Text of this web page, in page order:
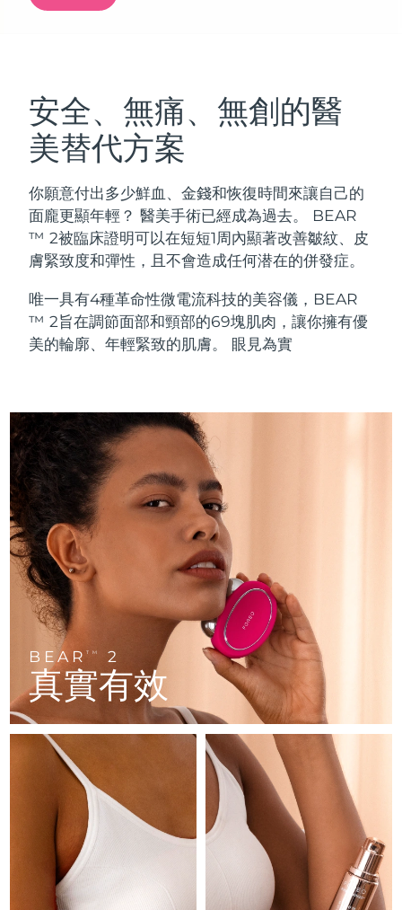
安全、無痛、無創的醫
美替代方案
你願意付出多少鮮血、金錢和恢復時間來讓自己的
面龐更顯年輕？ 醫美手術已經成為過去。 BEAR
™ 2被臨床證明可以在短短1周內顯著改善皺紋、皮
膚緊致度和彈性，且不會造成任何潜在的併發症。
唯一具有4種革命性微電流科技的美容儀，BEAR
™ 2旨在調節面部和頸部的69塊肌肉，讓你擁有優
美的輪廓、年輕緊致的肌膚。 眼見為實
BEARTM 2
真實有效
紅光療法
LUNA™ 4 套裝
Anti-aging massage
LUNA™ 4 Plus
Massage, LED heating
For men, anti-aging massage
LUNA™ 4 mini
For young skin, T-zone
LUNA™ 4 go
For travel or gym bag
LUNA™護膚
Premium cleansers & balm
LUNA™ 設備
All facial cleansing devices
BEAR™ 2 套裝
Microcurrent toning
BEAR™ 2 go
Microcurrent toning on-the-go
Microcurrent line smoothing device
面部提拉護理
Premium anti-aging skincare
BEAR™ 設備
All premium facelift devices
UFO™ 3 套裝
Deep facial hydration
Near-infrared and red light therapy
device
UFO™ 3 mini
Red light therapy device for young skin
UFO™ 3 go
Portable red light therapy
面膜
Rejuvenation & hydration
All deep facial hydration devices
issa™ 4
Hybrid silicone sonic toothbrush
issa™ 4 plus
Smart hybrid silicone sonic toothbrush
issa™ 4 smile
Hybrid silicone sonic toothbrush
issa™ 4 baby
For ages 0-3
issa™ Teeth Whitening Set
Dual LED + sonic device & 18% PAP gel
All silicone sonic toothbrushes
FAQ™ 抗老護理
抗老
FAQ™ 101
Clinical anti-aging
FAQ™ 102
Advanced clinical anti-aging
FAQ™ 103
Luxurious clinical anti-aging set
FAQ™ P1 Primer
Manuka honey primer
FAQ™護膚品
All FAQ™ skincare
FAQ™ 201
LED mask
FAQ™ 202
LED mask
FAQ™ 211
Anti-aging neck & décolleté LED mask
FAQ™ 221
Anti-aging LED hand mask
FAQ™護膚品
All FAQ™ skincare
生髮
FAQ™ 301
LED hair strengthening scalp massager
FAQ™ Scalp Serum
Scalp recovery probiotic serum
FAQ™護膚品
All FAQ™ skincare
肌膚年輕化
NEW
FAQ™ 501
Full-Spectrum Red Light Therapy
FAQ™ 502
Full-Spectrum Red Light Therapy
FAQ™ Red Light Serum
保健品
NEW
專業治療
脫毛
PEACH™ 2 Pro Max
Professional IPL hair removal device
身體護理
Microcurrent body toning
奧地利 預計送達日期11/8/26
巴林
比利時 預計送達日期 11/8/26
百慕達 預計送達日期17/8/26
波士尼亞與赫塞哥維納 預計送達日期14/8/26
汶萊 預計送達日期16/8/26
保加利亞 預計送達日期
智利
中國
哥倫比亞
克羅埃西亞
賽普勒斯 預計送達日期
捷克 預計送達日期
丹麥 預計送達日期
愛沙尼亞 預計送達日期11/8/26
預計送達日期 11/8/26
預計送達日期 11/8/26
法屬玻里尼西亞 預計送達日期 15/8/26
預計送達日期11/8/26